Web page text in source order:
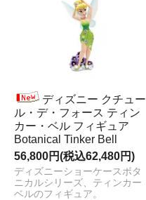
ディズニー クチュー
ル・デ・フォース ティン
カー・ベル フィギュア
Botanical Tinker Bell
56,800円(税込62,480円)
ディズニーショーケースボタ
ニカルシリーズ、ティンカー
ベルのフィギュア。